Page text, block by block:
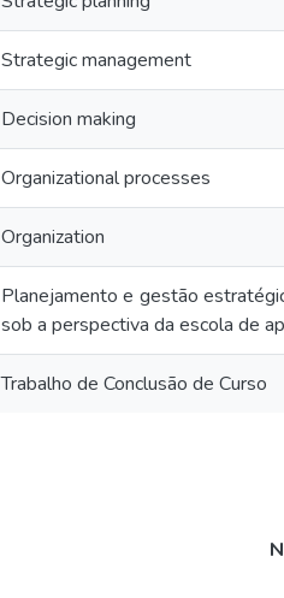
Strategic management
Decision making
Organizational processes
Organization
Planejamento e gestão
sob a perspectiva da escola de
Trabalho de Conclusão de Curso